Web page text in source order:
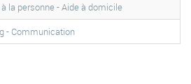
la personne - Aide à domicile
- Communication